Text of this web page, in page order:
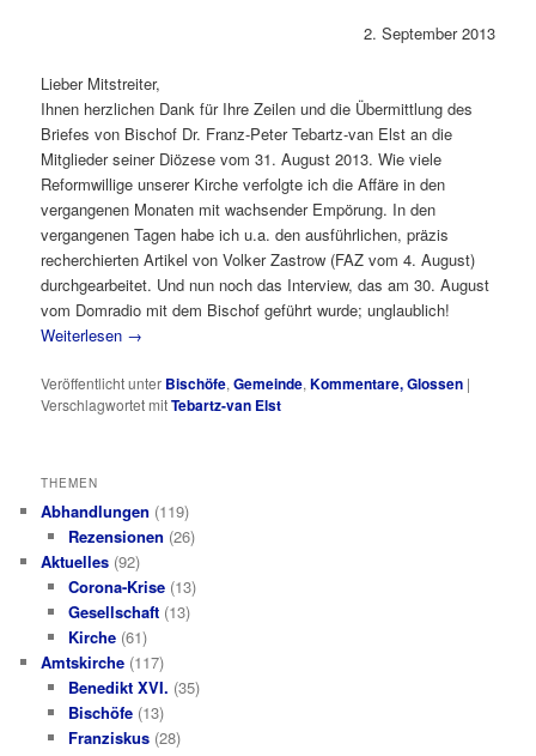
2. September 2013
Lieber Mitstreiter,
Ihnen herzlichen Dank für Ihre Zeilen und die Übermittlung des
Briefes von Bischof Dr. Franz-Peter Tebartz-van Elst an die
Mitglieder seiner Diözese vom 31. August 2013. Wie viele
Reformwillige unserer Kirche verfolgte ich die Affäre in den
vergangenen Monaten mit wachsender Empörung. In den
vergangenen Tagen habe ich u.a. den ausführlichen, präzis
recherchierten Artikel von Volker Zastrow (FAZ vom 4. August)
durchgearbeitet. Und nun noch das Interview, das am 30. August
vom Domradio mit dem Bischof geführt wurde; unglaublich!
Weiterlesen →
Veröffentlicht unter Bischöfe,Gemeinde,Kommentare, Glossen |
Verschlagwortet mitTebartz-van Elst
THEMEN
Abhandlungen (119)
Rezensionen (26)
Aktuelles (92)
Corona-Krise(13)
Gesellschaft(13)
Kirche(61)
Amtskirche (117)
Benedikt XVI. (35)
Bischöfe(13)
Franziskus(28)